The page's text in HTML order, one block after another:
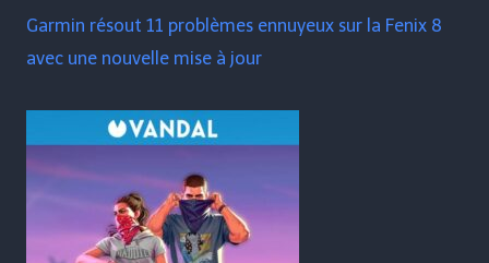
Garmin résout 11 problèmes ennuyeux sur la Fenix ​​​​8
avec une nouvelle mise à jour